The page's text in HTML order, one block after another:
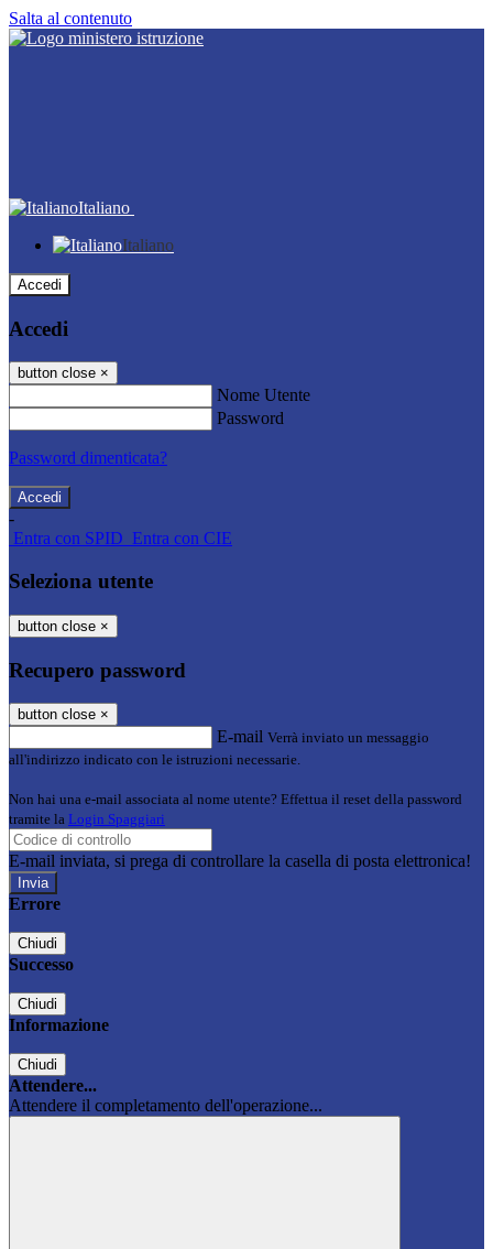
Salta al contenuto
Italiano
Italiano
Accedi
Accedi
button close ×
Nome Utente
Password
Password dimenticata?
-
Entra con SPID Entra con CIE
Seleziona utente
button close ×
Recupero password
button close ×
E-mail Verrà inviato un messaggio
all'indirizzo indicato con le istruzioni necessarie.
Non hai una e-mail associata al nome utente? Effettua il reset della password
tramite la Login Spaggiari
E-mail inviata, si prega di controllare la casella di posta elettronica!
Errore
Chiudi
Successo
Chiudi
Informazione
Chiudi
Attendere...
Attendere il completamento dell'operazione...